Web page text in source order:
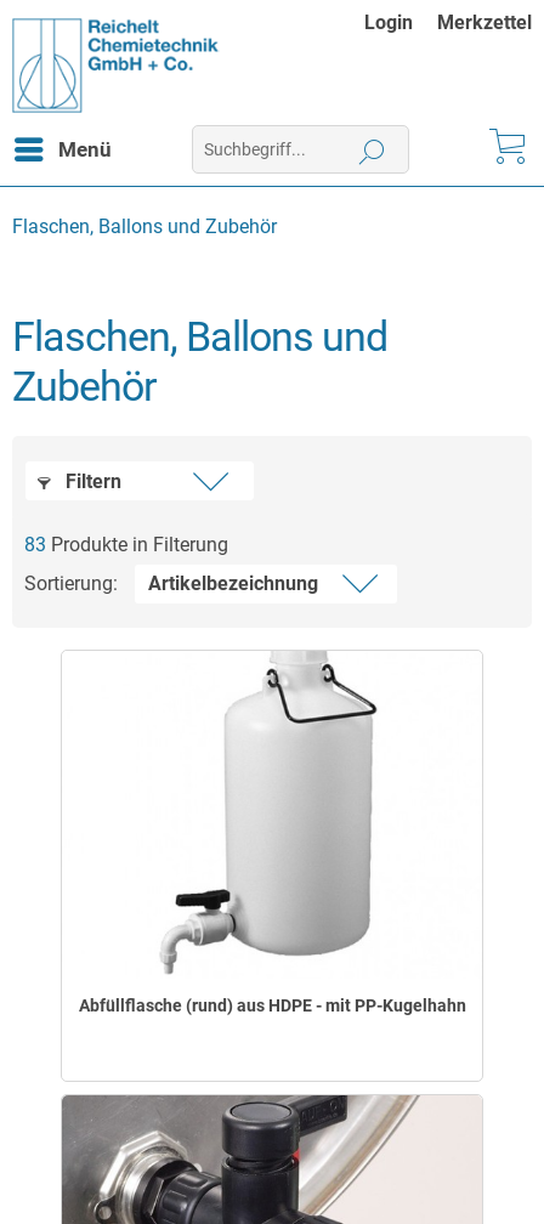
Login Merkzettel
Menü
Flaschen, Ballons und Zubehör
Flaschen, Ballons und
Zubehör
Filtern
83 Produkte in Filterung
Sortierung:
Abfüllflasche (rund) aus HDPE - mit PP-Kugelhahn